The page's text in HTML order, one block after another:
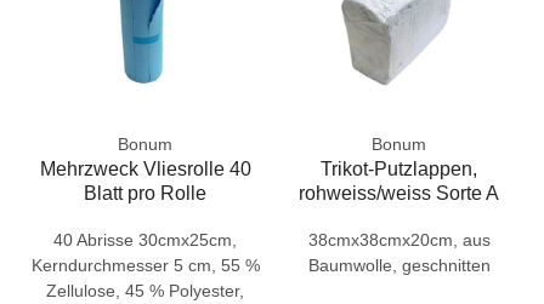
Bonum
Mehrzweck Vliesrolle 40
Blatt pro Rolle
40 Abrisse 30cmx25cm,
Kerndurchmesser 5 cm, 55 %
Zellulose, 45 % Polyester,
Bonum
Trikot-Putzlappen,
rohweiss/weiss Sorte A
38cmx38cmx20cm, aus
Baumwolle, geschnitten